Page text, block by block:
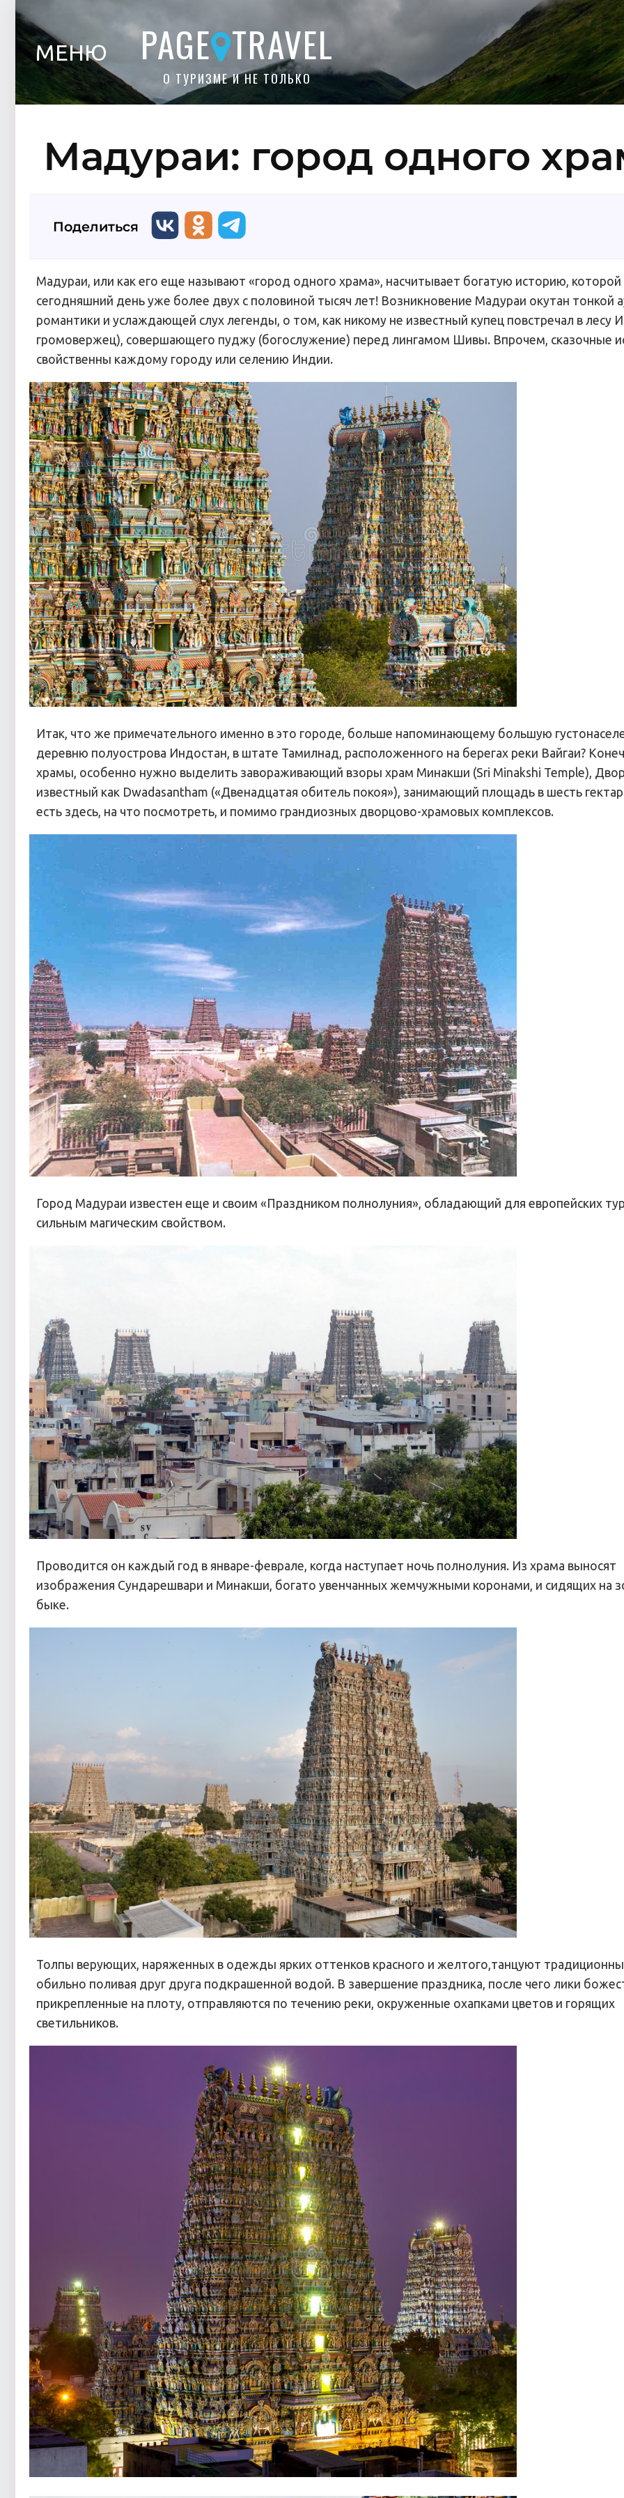
МЕНЮ PAGE TRAVEL
О ТУРИЗМЕ И НЕ ТОЛЬКО
Мадураи: город одного
Поделиться
Мадураи, или как его еще называют «город одного храма», насчитывает богатую историю, которой
сегодняшний день уже более двух с половиной тысяч лет! Возникновение Мадураи окутан тонкой
романтики и услаждающей слух легенды, о том, как никому не известный купец повстречал в лесу
громовержец), совершающего пуджу (богослужение) перед лингамом Шивы. Впрочем, сказочные
свойственны каждому городу или селению Индии.
Итак, что же примечательного именно в это городе, больше напоминающему большую
деревню полуострова Индостан, в штате Тамилнад, расположенного на берегах реки Вайгаи?
храмы, особенно нужно выделить завораживающий взоры храм Минакши (Sri Minakshi Temple),
известный как Dwadasantham («Двенадцатая обитель покоя»), занимающий площадь в шесть
есть здесь, на что посмотреть, и помимо грандиозных дворцово-храмовых комплексов.
Город Мадураи известен еще и своим «Праздником полнолуния», обладающий для европейских
сильным магическим свойством.
Проводится он каждый год в январе-феврале, когда наступает ночь полнолуния. Из храма выносят
изображения Сундарешвари и Минакши, богато увенчанных жемчужными коронами, и сидящих на
быке.
Толпы верующих, наряженных в одежды ярких оттенков красного и желтого,танцуют
обильно поливая друг друга подкрашенной водой. В завершение праздника, после чего лики
прикрепленные на плоту, отправляются по течению реки, окруженные охапками цветов и горящих
светильников.